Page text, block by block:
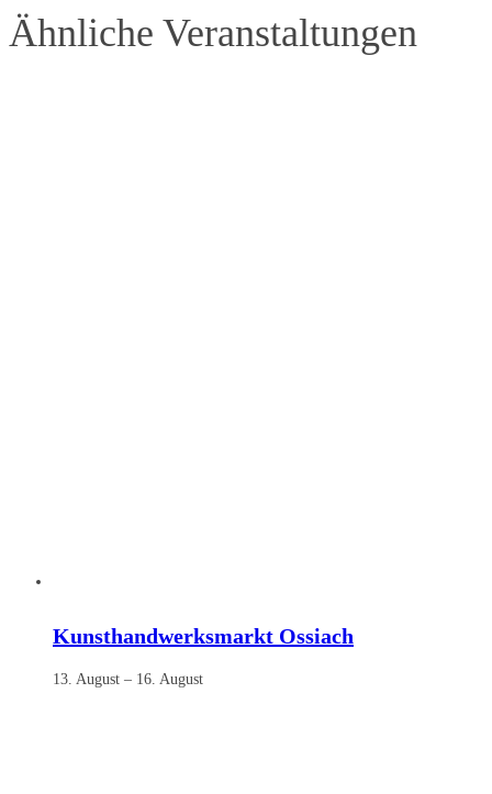
Ähnliche Veranstaltungen
Kunsthandwerksmarkt Ossiach
13. August – 16. August